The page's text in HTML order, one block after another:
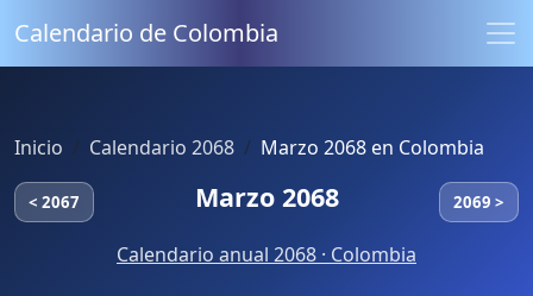
Calendario de Colombia
Inicio Calendario 2068 Marzo 2068 en Colombia
< 2067 Marzo 2068 2069 >
Calendario anual 2068 · Colombia